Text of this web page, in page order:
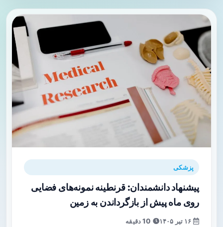
پزشکی
پیشنهاد دانشمندان: قرنطینه نمونه‌های فضایی
روی ماه پیش از بازگرداندن به زمین